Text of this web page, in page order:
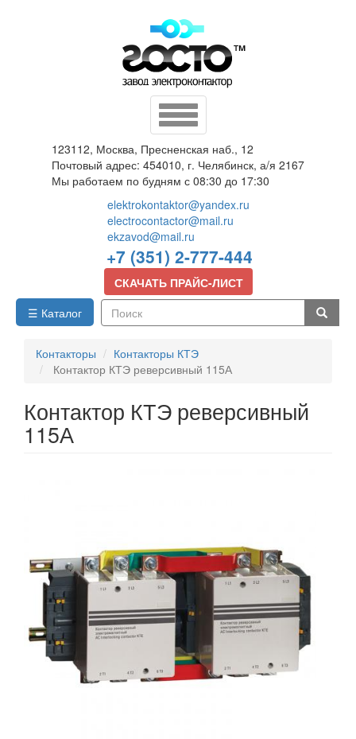
Toggle
navigation
123112, Москва, Пресненская наб., 12
Почтовый адрес: 454010, г. Челябинск, а/я 2167
Мы работаем по будням с 08:30 до 17:30
elektrokontaktor@yandex.ru
electrocontactor@mail.ru
ekzavod@mail.ru
+7 (351) 2-777-444
СКАЧАТЬ ПРАЙС-ЛИСТ
☰ Каталог
Контакторы
Контакторы КТЭ
Контактор КТЭ реверсивный 115А
Контактор КТЭ реверсивный
115А